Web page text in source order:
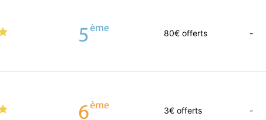
80€ offerts -
3€ offerts -